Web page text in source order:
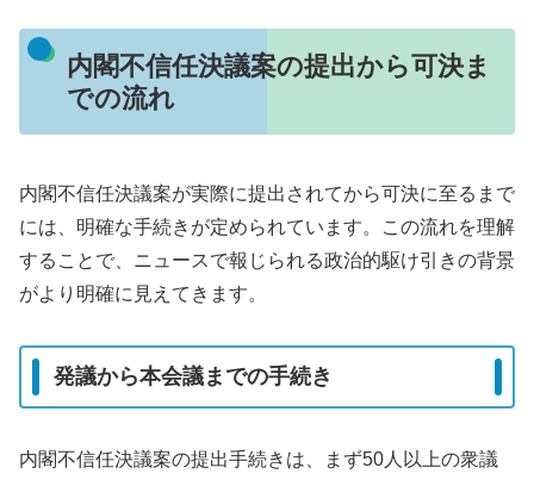
内閣不信任決議案の提出から可決ま
での流れ
内閣不信任決議案が実際に提出されてから可決に至るまで
には、明確な手続きが定められています。この流れを理解
することで、ニュースで報じられる政治的駆け引きの背景
がより明確に見えてきます。
発議から本会議までの手続き
内閣不信任決議案の提出手続きは、まず50人以上の衆議